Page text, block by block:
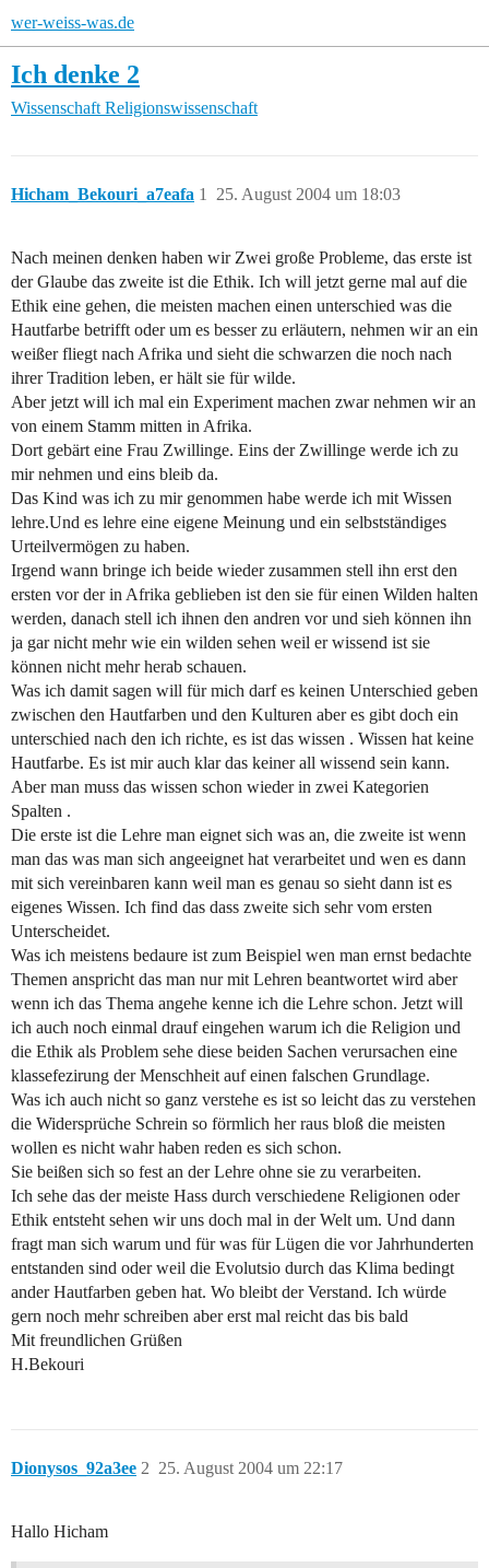
wer-weiss-was.de
Ich denke 2
Wissenschaft Religionswissenschaft
Hicham_Bekouri_a7eafa 25. August 2004 um 18:03
1
Nach meinen denken haben wir Zwei große Probleme, das erste ist
der Glaube das zweite ist die Ethik. Ich will jetzt gerne mal auf die
Ethik eine gehen, die meisten machen einen unterschied was die
Hautfarbe betrifft oder um es besser zu erläutern, nehmen wir an ein
weißer fliegt nach Afrika und sieht die schwarzen die noch nach
ihrer Tradition leben, er hält sie für wilde.
Aber jetzt will ich mal ein Experiment machen zwar nehmen wir an
von einem Stamm mitten in Afrika.
Dort gebärt eine Frau Zwillinge. Eins der Zwillinge werde ich zu
mir nehmen und eins bleib da.
Das Kind was ich zu mir genommen habe werde ich mit Wissen
lehre.Und es lehre eine eigene Meinung und ein selbstständiges
Urteilvermögen zu haben.
Irgend wann bringe ich beide wieder zusammen stell ihn erst den
ersten vor der in Afrika geblieben ist den sie für einen Wilden halten
werden, danach stell ich ihnen den andren vor und sieh können ihn
ja gar nicht mehr wie ein wilden sehen weil er wissend ist sie
können nicht mehr herab schauen.
Was ich damit sagen will für mich darf es keinen Unterschied geben
zwischen den Hautfarben und den Kulturen aber es gibt doch ein
unterschied nach den ich richte, es ist das wissen . Wissen hat keine
Hautfarbe. Es ist mir auch klar das keiner all wissend sein kann.
Aber man muss das wissen schon wieder in zwei Kategorien
Spalten .
Die erste ist die Lehre man eignet sich was an, die zweite ist wenn
man das was man sich angeeignet hat verarbeitet und wen es dann
mit sich vereinbaren kann weil man es genau so sieht dann ist es
eigenes Wissen. Ich find das dass zweite sich sehr vom ersten
Unterscheidet.
Was ich meistens bedaure ist zum Beispiel wen man ernst bedachte
Themen anspricht das man nur mit Lehren beantwortet wird aber
wenn ich das Thema angehe kenne ich die Lehre schon. Jetzt will
ich auch noch einmal drauf eingehen warum ich die Religion und
die Ethik als Problem sehe diese beiden Sachen verursachen eine
klassefezirung der Menschheit auf einen falschen Grundlage.
Was ich auch nicht so ganz verstehe es ist so leicht das zu verstehen
die Widersprüche Schrein so förmlich her raus bloß die meisten
wollen es nicht wahr haben reden es sich schon.
Sie beißen sich so fest an der Lehre ohne sie zu verarbeiten.
Ich sehe das der meiste Hass durch verschiedene Religionen oder
Ethik entsteht sehen wir uns doch mal in der Welt um. Und dann
fragt man sich warum und für was für Lügen die vor Jahrhunderten
entstanden sind oder weil die Evolutsio durch das Klima bedingt
ander Hautfarben geben hat. Wo bleibt der Verstand. Ich würde
gern noch mehr schreiben aber erst mal reicht das bis bald
Mit freundlichen Grüßen
H.Bekouri
Dionysos_92a3ee 25. August 2004 um 22:17
2
Hallo Hicham